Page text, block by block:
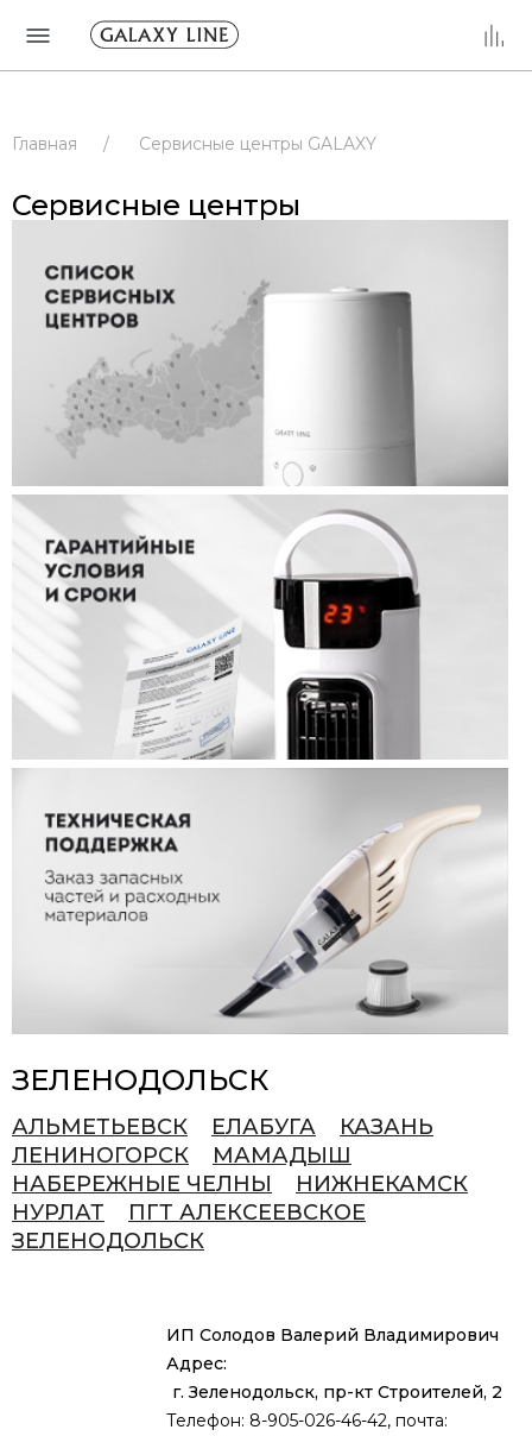
Главная / Сервисные центры GALAXY
ЗЕЛЕНОДОЛЬСК / Сервисные центры
РОССИЯ / РЕСПУБЛИКА ТАТАРСТАН
Сервисные центры
ЗЕЛЕНОДОЛЬСК
АЛЬМЕТЬЕВСК ЕЛАБУГА
КАЗАНЬ
ЛЕНИНОГОРСК
МАМАДЫШ
НАБЕРЕЖНЫЕ ЧЕЛНЫ
НИЖНЕКАМСК
НУРЛАТ
ПГТ АЛЕКСЕЕВСКОЕ
ЗЕЛЕНОДОЛЬСК
ИП Солодов Валерий Владимирович
Адрес:
г. Зеленодольск, пр-кт Строителей, 2
Телефон: 8-905-026-46-42, почта: